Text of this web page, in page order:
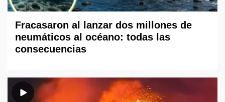
Fracasaron al lanzar dos millones de
neumáticos al océano: todas las
consecuencias